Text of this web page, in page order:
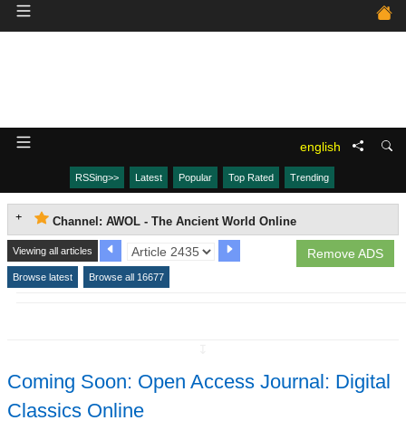
english
RSSing>> Latest Popular Top Rated Trending
Channel: AWOL - The Ancient World Online
Remove ADS
Viewing all articles
Browse latest Browse all 16677
Coming Soon: Open Access Journal: Digital
Classics Online